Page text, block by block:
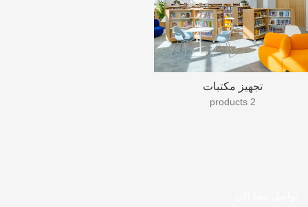
تجهيز مكتبات
2 products